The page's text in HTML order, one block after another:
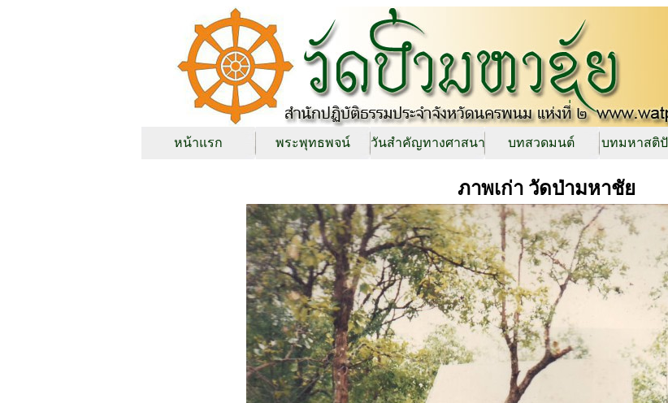
หน้าแรก พระพุทธพจน์ วันสำคัญทางศาสนา บทสวดมนต์ บทมหาสติ
ภาพเก่า วัดป่ามหาชัย